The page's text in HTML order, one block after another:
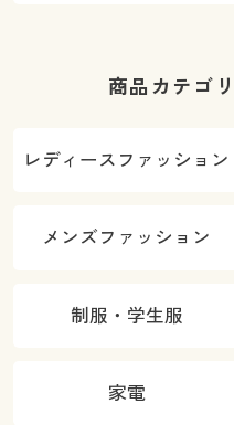
商品カテゴ
レディースファッション
メンズファッション
制服・学生服
家電